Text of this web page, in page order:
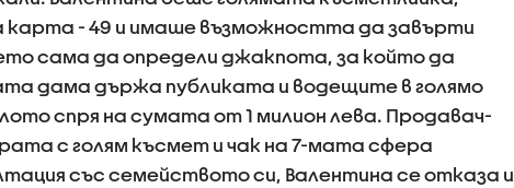
карта - 49 и имаше възможността да завърти
сама да определи джакпота, за който да
дама държа публиката и водещите в голямо
спря на сумата от 1 милион лева. Продавач-
с голям късмет и чак на 7-мата сфера
със семейството си, Валентина се отказа и